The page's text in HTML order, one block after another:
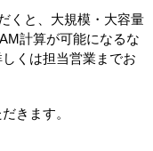
くと、大規模・大容量
計算が可能になるな
くは担当営業までお
きます。